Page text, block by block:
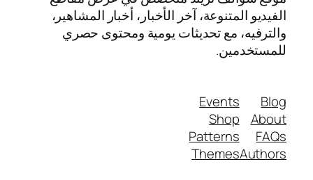
الفيديو المتنوعة، آخر الأخبار، أخبار المشاهير،
والترفيه، مع تحديثات يومية ومحتوى حصري
للمستخدمين.
Blog
About
FAQs
Authors
Events
Shop
Patterns
Themes